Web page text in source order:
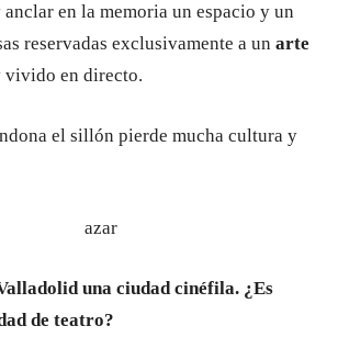
en la memoria un espacio y un
reservadas exclusivamente a un arte
vivido en directo.
el sillón pierde mucha cultura y
una ciudad cinéfila. ¿Es
de teatro?